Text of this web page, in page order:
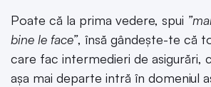
Poate că la prima vedere, spui
bine le face”, însă gândește-te că
care fac intermedieri de asigurări,
așa mai departe intră în domeniul